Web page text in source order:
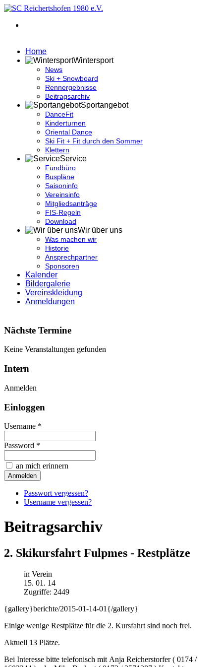
Home
Wintersport
News
Ski + Snowboard
Rennergebnisse
Beitragsarchiv
Sportangebot
DanceFit
Kinderturnen
Oriental Dance
Ski Fit + Fit durch den Sommer
Klettern
Service
Fundbüro
Buspläne
Saisoninfo
Vereinsinfo
Mitgliedsanträge
FIS-Regeln
Download
Wir über uns
Was machen wir
Historie
Ansprechpartner
Sponsoren
Kalender
Bildergalerie
Vereinskleidung
Anmeldungen
Nächste Termine
Keine Veranstaltungen gefunden
Intern
Anmelden
Einloggen
Username *
Password *
an mich erinnern
Passwort vergessen?
Username vergessen?
Beitragsarchiv
2. Skikursfahrt Fulpmes - Restplätze
in Verein
15. 01. 14
Zugriffe: 2449
{gallery}berichte/2015-01-14-01{/gallery}
Einige wenige Restplätze für die 2. Kursfahrt sind noch frei.
Aktuell 13 Plätze.
Bei Interesse bitte telefonisch mit Anja Reicherstorfer ( 0174 /